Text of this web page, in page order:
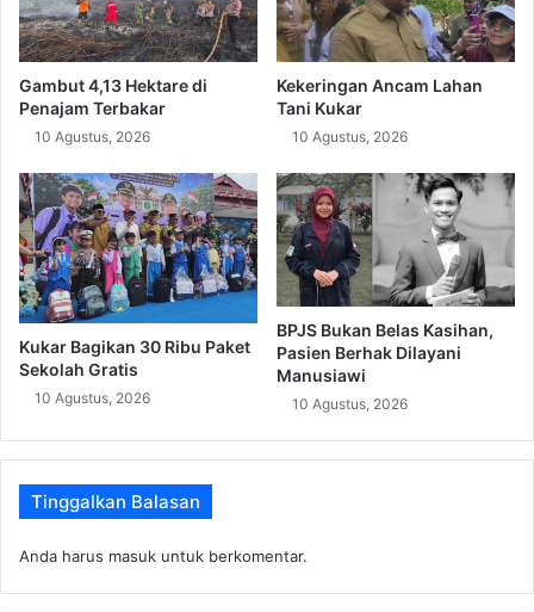
Gambut 4,13 Hektare di
Penajam Terbakar
10 Agustus, 2026
Kekeringan Ancam Lahan
Tani Kukar
10 Agustus, 2026
Kukar Bagikan 30 Ribu Paket
Sekolah Gratis
10 Agustus, 2026
BPJS Bukan Belas Kasihan,
Pasien Berhak Dilayani
Manusiawi
10 Agustus, 2026
Tinggalkan Balasan
Anda harus masuk untuk berkomentar.